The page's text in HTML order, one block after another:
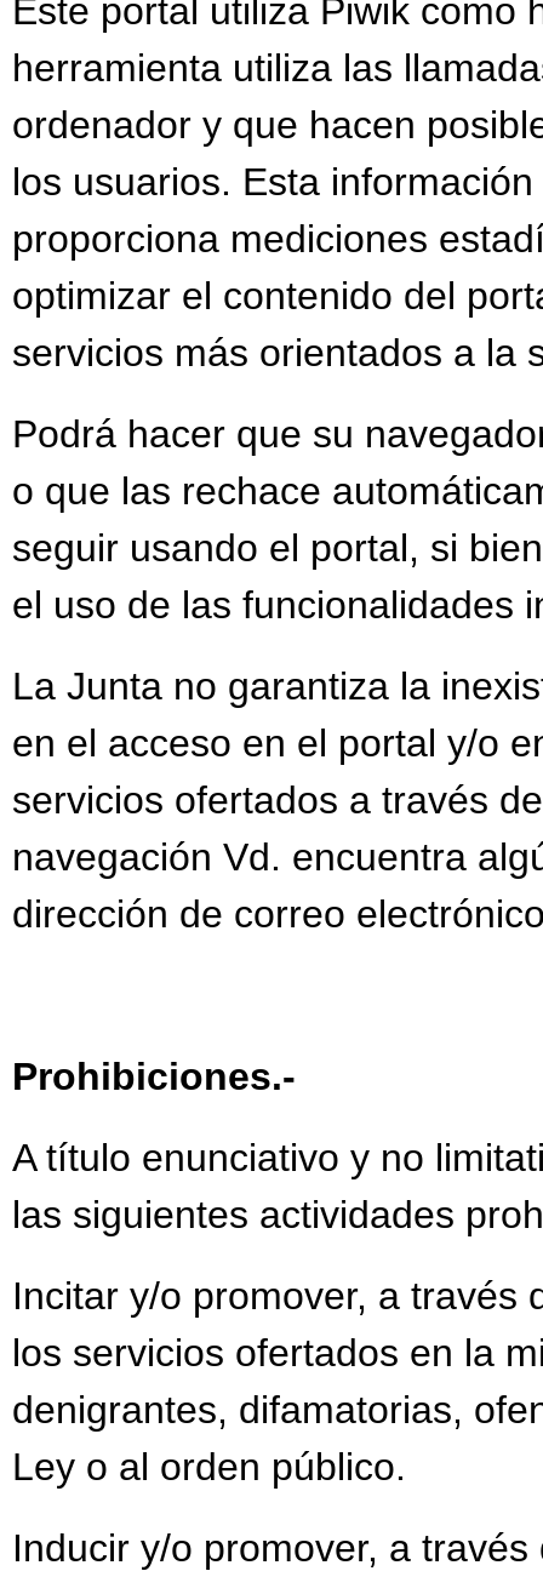
Este portal utiliza Piwik como
herramienta utiliza las
ordenador y que hacen
los usuarios. Esta
proporciona mediciones
optimizar el contenido del
servicios más orientados a la
Podrá hacer que su
o que las rechace
seguir usando el portal, si
el uso de las funcionalidades
La Junta no garantiza la
en el acceso en el portal y/o
servicios ofertados a través
navegación Vd. encuentra
dirección de correo
Prohibiciones.-
A título enunciativo y no
las siguientes actividades
Incitar y/o promover, a través
los servicios ofertados en la
denigrantes, difamatorias,
Ley o al orden público.
Inducir y/o promover, a